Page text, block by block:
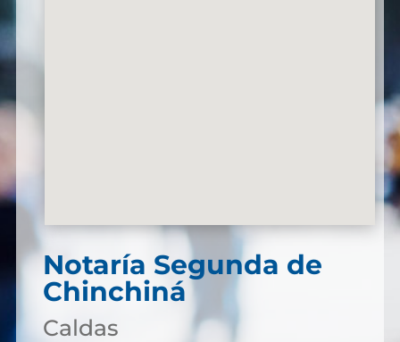
Notaría Segunda de
Chinchiná
Caldas